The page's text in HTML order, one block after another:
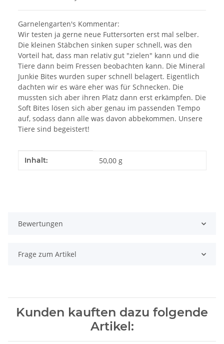
Garnelengarten's Kommentar:
Wir testen ja gerne neue Futtersorten erst mal selber.
Die kleinen Stäbchen sinken super schnell, was den
Vorteil hat, dass man relativ gut "zielen" kann und die
Tiere dann beim Fressen beobachten kann. Die Mineral
Junkie Bites wurden super schnell belagert. Eigentlich
dachten wir es wäre eher was für Schnecken. Die
mussten sich aber ihren Platz dann erst erkämpfen. Die
Soft Bites lösen sich aber genau im passenden Tempo
auf, sodass dann alle was davon abbekommen. Unsere
Tiere sind begeistert!
Produkteigenschaft
Wert
Inhalt: 50,00 g
Bewertungen
Frage zum Artikel
Kunden kauften dazu folgende
Artikel: